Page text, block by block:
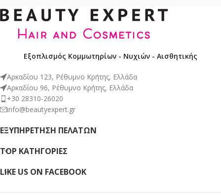
Εξοπλισμός Κομμωτηρίων - Νυχιών - Αισθητικής
Αρκαδίου 123, Ρέθυμνο Κρήτης, Ελλάδα
Αρκαδίου 96, Ρέθυμνο Κρήτης, Ελλάδα
+30 28310-26020
info@beautyexpert.gr
ΕΞΥΠΗΡΈΤΗΣΗ ΠΕΛΑΤΏΝ
TOP ΚΑΤΗΓΟΡΙΕΣ
LIKE US ON FACEBOOK